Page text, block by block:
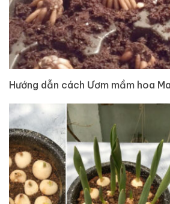
Hướng dẫn cách Ươm mầm hoa